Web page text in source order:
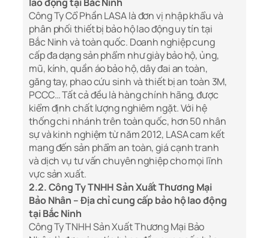
Công Ty Cổ Phần LASA là đơn vị nhập khẩu và
phân phối thiết bị bảo hộ lao động uy tín tại
Bắc Ninh và toàn quốc. Doanh nghiệp cung
cấp đa dạng sản phẩm như giày bảo hộ, ủng,
mũ, kính, quần áo bảo hộ, dây đai an toàn,
găng tay, phao cứu sinh và thiết bị an toàn 3M,
PCCC… Tất cả đều là hàng chính hãng, được
kiểm định chất lượng nghiêm ngặt. Với hệ
thống chi nhánh trên toàn quốc, hơn 50 nhân
sự và kinh nghiệm từ năm 2012, LASA cam kết
mang đến sản phẩm an toàn, giá cạnh tranh
và dịch vụ tư vấn chuyên nghiệp cho mọi lĩnh
vực sản xuất.
2.2. Công Ty TNHH Sản Xuất Thương Mại
Bảo Nhân – Địa chỉ cung cấp bảo hộ lao động
tại Bắc Ninh
Công Ty TNHH Sản Xuất Thương Mại Bảo